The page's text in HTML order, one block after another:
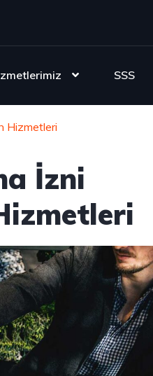
SSS
Hizmetleri
İzni